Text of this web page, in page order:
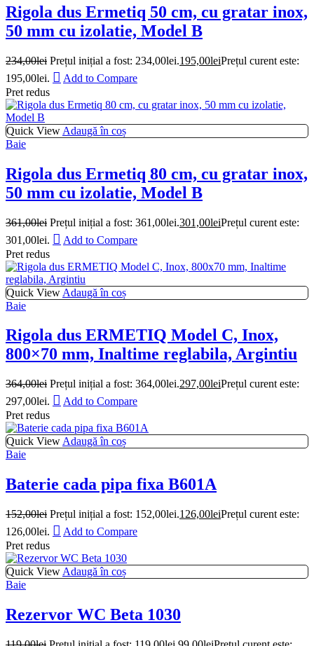
Rigola dus Ermetiq 50 cm, cu gratar inox,
50 mm cu izolatie, Model B
234,00lei Prețul inițial a fost: 234,00lei.195,00leiPrețul curent este:
195,00lei.
Add to Compare
Pret redus
Quick View Adaugă în coș
Baie
Rigola dus Ermetiq 80 cm, cu gratar inox,
50 mm cu izolatie, Model B
361,00lei Prețul inițial a fost: 361,00lei.301,00leiPrețul curent este:
301,00lei.
Add to Compare
Pret redus
Quick View Adaugă în coș
Baie
Rigola dus ERMETIQ Model C, Inox,
800×70 mm, Inaltime reglabila, Argintiu
364,00lei Prețul inițial a fost: 364,00lei.297,00leiPrețul curent este:
297,00lei.
Add to Compare
Pret redus
Quick View Adaugă în coș
Baie
Baterie cada pipa fixa B601A
152,00lei Prețul inițial a fost: 152,00lei.126,00leiPrețul curent este:
126,00lei.
Add to Compare
Pret redus
Quick View Adaugă în coș
Baie
Rezervor WC Beta 1030